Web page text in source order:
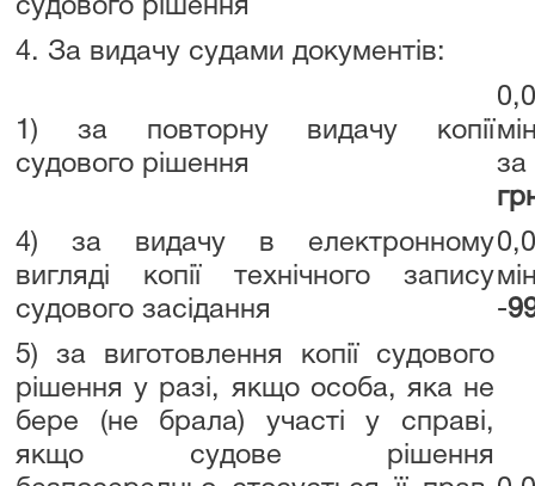
судового рішення
4. За видачу судами документів:
1) за повторну видачу копії
судового рішення
4) за видачу в електронному
вигляді копії технічного запису
судового засідання
-
5) за виготовлення копії судового
рішення у разі, якщо особа, яка не
бере (не брала) участі у справі,
якщо судове рішення